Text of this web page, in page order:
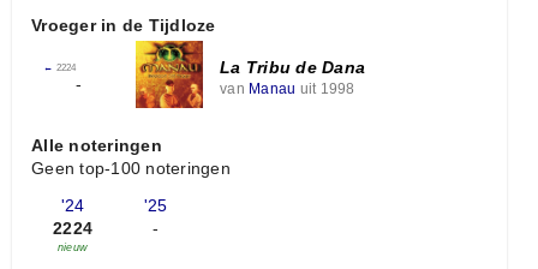
Vroeger in de Tijdloze
← 2224
-
La Tribu de Dana
van Manau uit 1998
Alle noteringen
Geen top-100 noteringen
'24
2224
nieuw
'25
-